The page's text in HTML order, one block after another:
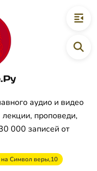
аудио и видео
проповеди,
000 записей от
Символ веры,10